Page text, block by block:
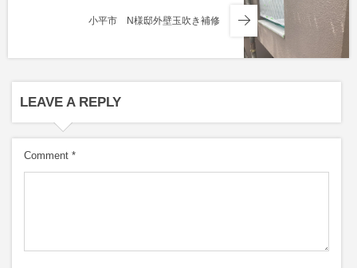
小平市 N様邸外壁玉吹き補修
LEAVE A REPLY
Comment *